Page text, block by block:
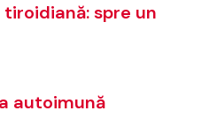
spre un
autoimună